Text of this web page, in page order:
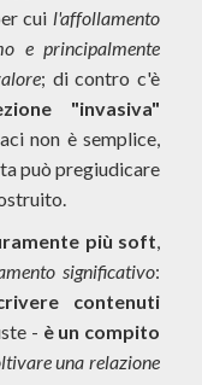
cui l'affollamento
e principalmente
; di contro c'è
"invasiva"
non è semplice,
può pregiudicare
più soft,
significativo:
contenuti
- è un compito
una relazione